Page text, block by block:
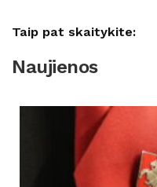
Taip pat skaitykite:
Naujienos